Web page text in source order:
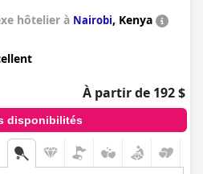
hôtelier à Nairobi, Kenya
À partir de 192 $
disponibilités